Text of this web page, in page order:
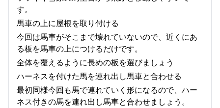
す。
馬車の上に屋根を取り付ける
今回は馬車がそこまで壊れていないので、近くにあ
る板を馬車の上につけるだけです。
全体を覆えるように長めの板を選びましょう
ハーネスを付けた馬を連れ出し馬車と合わせる
最初同様今回も馬で連れていく形になるので、ハー
ネス付きの馬を連れ出し馬車と合わせましょう。